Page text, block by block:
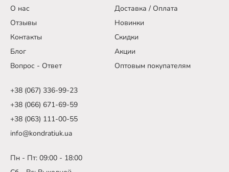
О нас
Доставка / Оплата
Отзывы
Новинки
Контакты
Скидки
Блог
Акции
Вопрос - Ответ
Оптовым покупателям
+38 (067) 336-99-23
+38 (066) 671-69-59
+38 (063) 111-00-55
info@kondratiuk.ua
Пн - Пт: 09:00 - 18:00